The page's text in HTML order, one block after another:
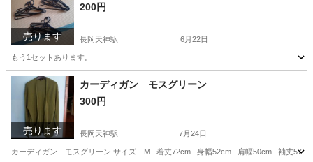
売ります
200円
長岡天神駅 6月22日
もう1セットあります。
京都 長岡京市 長岡天神駅 洗濯用品
売ります
カーディガン モスグリーン
300円
長岡天神駅 7月24日
カーディガン モスグリーン サイズ M 着丈72cm 身幅52cm 肩幅50cm 袖丈57cm